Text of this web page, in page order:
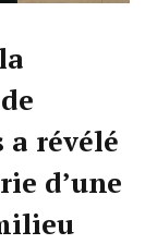
a révélé
d’une